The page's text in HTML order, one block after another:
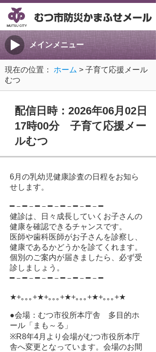
メインメニュー
現在の位置： ホーム > 子育て応援メール
むつ
配信日時：2026年06月02日
17時00分 子育て応援メー
ルむつ
6月の乳幼児健康診査の日程をお知ら
せします。
━－━－━－━－━－━－━－━
健診は、日々成長していくお子さんの
健康を確認できるチャンスです。
医師や歯科医師がお子さんを診察し、
健康であるかどうかを診てくれます。
個別のご案内が届きましたら、必ず受
診しましょう。
━－━－━－━－━－━－━－━
★+｡｡｡+★+｡｡｡+★+｡｡｡+★+｡｡｡+★
●会場：むつ市役所本庁舎 多目的ホ
ール「まも～る」
※R8年4月より会場がむつ市役所本庁
舎へ変更となっています。会場のお間